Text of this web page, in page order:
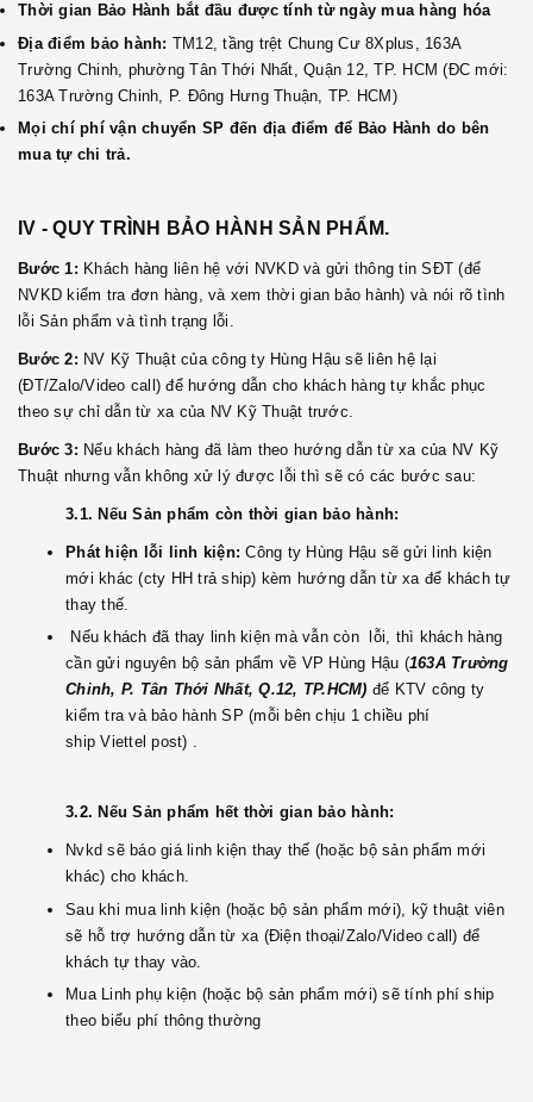
Thời gian Bảo Hành bắt đầu được tính từ ngày mua hàng hóa
Địa điểm bảo hành: TM12, tầng trệt Chung Cư 8Xplus, 163A
Trường Chinh, phường Tân Thới Nhất, Quận 12, TP. HCM (ĐC mới:
163A Trường Chinh, P. Đông Hưng Thuận, TP. HCM)
Mọi chí phí vận chuyển SP đến địa điểm để Bảo Hành do bên
mua tự chi trả.
IV - QUY TRÌNH BẢO HÀNH SẢN PHẨM.
Bước 1: Khách hàng liên hệ với NVKD và gửi thông tin SĐT (để
NVKD kiểm tra đơn hàng, và xem thời gian bảo hành) và nói rõ tình
lỗi Sản phẩm và tình trạng lỗi.
Bước 2: NV Kỹ Thuật của công ty Hùng Hậu sẽ liên hệ lại
(ĐT/Zalo/Video call) để hướng dẫn cho khách hàng tự khắc phục
theo sự chỉ dẫn từ xa của NV Kỹ Thuật trước.
Bước 3: Nếu khách hàng đã làm theo hướng dẫn từ xa của NV Kỹ
Thuật nhưng vẫn không xử lý được lỗi thì sẽ có các bước sau:
3.1. Nếu Sản phẩm còn thời gian bảo hành:
Phát hiện lỗi linh kiện: Công ty Hùng Hậu sẽ gửi linh kiện
mới khác (cty HH trả ship) kèm hướng dẫn từ xa để khách tự
thay thế.
Nếu khách đã thay linh kiện mà vẫn còn lỗi, thì khách hàng
cần gửi nguyên bộ sản phẩm về VP Hùng Hậu (163A Trường
Chinh, P. Tân Thới Nhất, Q.12, TP.HCM) để KTV công ty
kiểm tra và bảo hành SP (mỗi bên chịu 1 chiều phí
ship Viettel post) .
3.2. Nếu Sản phẩm hết thời gian bảo hành:
Nvkd sẽ báo giá linh kiện thay thế (hoặc bộ sản phẩm mới
khác) cho khách.
Sau khi mua linh kiện (hoặc bộ sản phẩm mới), kỹ thuật viên
sẽ hỗ trợ hướng dẫn từ xa (Điện thoại/Zalo/Video call) để
khách tự thay vào.
Mua Linh phụ kiện (hoặc bộ sản phẩm mới) sẽ tính phí ship
theo biểu phí thông thường